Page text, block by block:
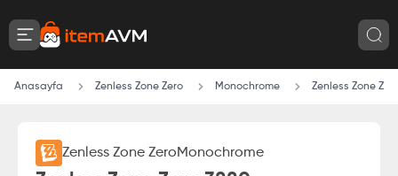
Anasayfa Zenless Zone Zero Monochrome Zenless Zone
Zenless Zone ZeroMonochrome